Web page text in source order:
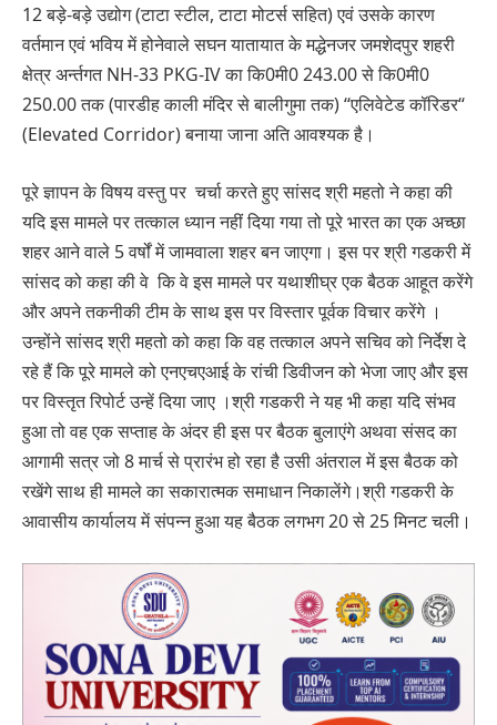
12 बड़े-बड़े उद्योग (टाटा स्टील, टाटा मोटर्स सहित) एवं उसके कारण
वर्तमान एवं भविय में होनेवाले सघन यातायात के मद्धेनजर जमशेदपुर शहरी
क्षेत्र अर्न्तगत NH-33 PKG-IV का कि0मी0 243.00 से कि0मी0
250.00 तक (पारडीह काली मंदिर से बालीगुमा तक) ‘‘एलिवेटेड कॉरिडर‘‘
(Elevated Corridor) बनाया जाना अति आवश्यक है।
पूरे ज्ञापन के विषय वस्तु पर चर्चा करते हुए सांसद श्री महतो ने कहा की
यदि इस मामले पर तत्काल ध्यान नहीं दिया गया तो पूरे भारत का एक अच्छा
शहर आने वाले 5 वर्षों में जामवाला शहर बन जाएगा। इस पर श्री गडकरी में
सांसद को कहा की वे कि वे इस मामले पर यथाशीघ्र एक बैठक आहूत करेंगे
और अपने तकनीकी टीम के साथ इस पर विस्तार पूर्वक विचार करेंगे ।
उन्होंने सांसद श्री महतो को कहा कि वह तत्काल अपने सचिव को निर्देश दे
रहे हैं कि पूरे मामले को एनएचएआई के रांची डिवीजन को भेजा जाए और इस
पर विस्तृत रिपोर्ट उन्हें दिया जाए ।श्री गडकरी ने यह भी कहा यदि संभव
हुआ तो वह एक सप्ताह के अंदर ही इस पर बैठक बुलाएंगे अथवा संसद का
आगामी सत्र जो 8 मार्च से प्रारंभ हो रहा है उसी अंतराल में इस बैठक को
रखेंगे साथ ही मामले का सकारात्मक समाधान निकालेंगे।श्री गडकरी के
आवासीय कार्यालय में संपन्न हुआ यह बैठक लगभग 20 से 25 मिनट चली।